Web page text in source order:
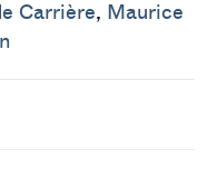
Carrière, Maurice